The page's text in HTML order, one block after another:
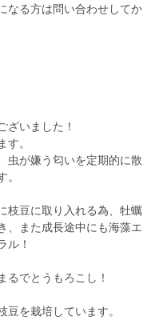
なる方は問い合わせしてか
ざいました！
。
虫が嫌う匂いを定期的に散
枝豆に取り入れる為、牡蠣
、また成長途中にも海藻エ
ル！
るでとうもろこし！
を栽培しています。